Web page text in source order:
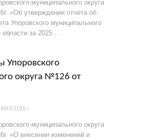
муниципального округа
«Об утверждении отчета об
Упоровского муниципального
области за 2025 …
Упоровского
округа №126 от
МАЯ 2026
муниципального округа
«О внесении изменений и